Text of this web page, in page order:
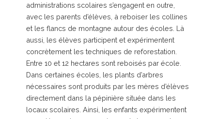
administrations scolaires s’engagent en outre,
avec les parents d’élèves, à reboiser les collines
et les flancs de montagne autour des écoles. Là
aussi, les élèves participent et expérimentent
concrètement les techniques de reforestation.
Entre 10 et 12 hectares sont reboisés par école.
Dans certaines écoles, les plants d’arbres
nécessaires sont produits par les mères d’élèves
directement dans la pépinière située dans les
locaux scolaires. Ainsi, les enfants expérimentent